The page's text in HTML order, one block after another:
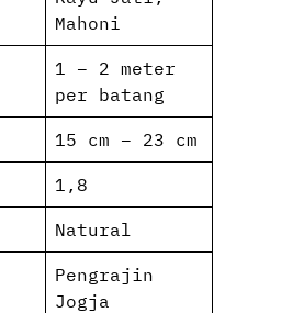
Mahoni
1 – 2 meter
per batang
15 cm – 23 cm
1,8
Natural
Pengrajin
Jogja